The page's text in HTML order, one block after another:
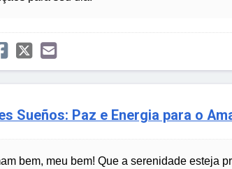
Sueños: Paz e Energia para o
bem, meu bem! Que a serenidade esteja